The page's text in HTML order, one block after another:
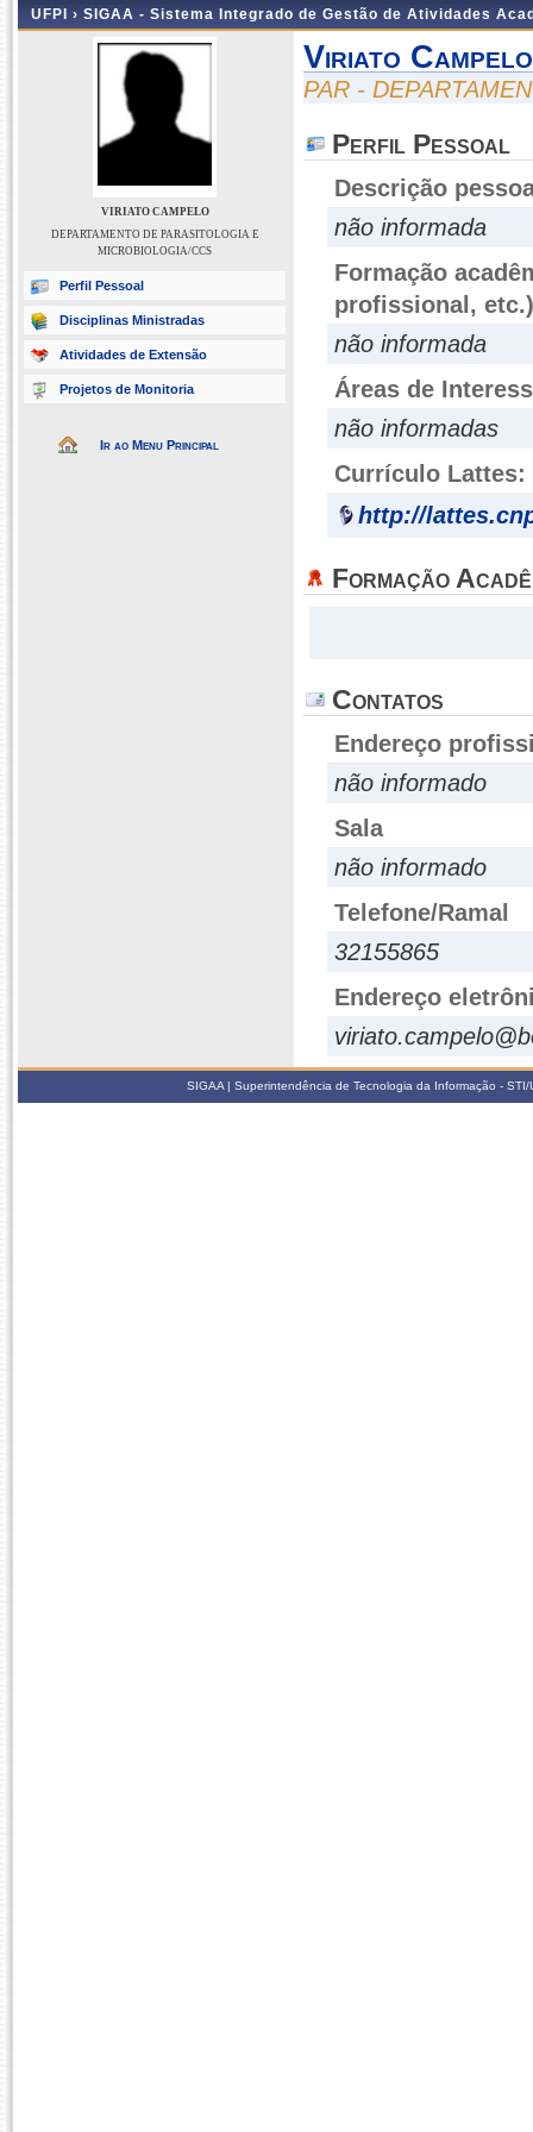
UFPI › SIGAA - Sistema Integrado de Gestão de Atividades
VIRIATO CAMPELO
DEPARTAMENTO DE PARASITOLOGIA E
MICROBIOLOGIA/CCS
Perfil Pessoal
Disciplinas Ministradas
Atividades de Extensão
Projetos de Monitoria
Ir ao Menu Principal
Viriato Campelo
PAR -
Perfil Pessoal
Descrição
não informada
Formação
profissional, etc.)
não informada
Áreas de
não informadas
Currículo Lattes:
http://
Formação
Contatos
Endereço
não informado
Sala
não informado
Telefone/Ramal
32155865
Endereço
SIGAA | Superintendência de Tecnologia da Informação -